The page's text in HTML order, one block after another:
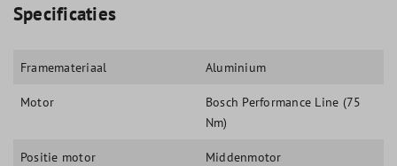
Specificaties
Framemateriaal Aluminium
Motor
Bosch Performance Line (75
Nm)
Positie motor Middenmotor